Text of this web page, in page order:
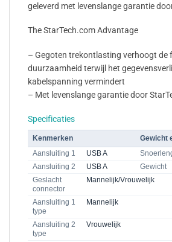
geleverd met levenslange garantie
The StarTech.com Advantage
– Gegoten trekontlasting verhoogt de
duurzaamheid terwijl het
kabelspanning vermindert
– Met levenslange garantie door
Specificaties
Kenmerken
Gewicht
Aansluiting 1
USB A
Aansluiting 2
USB A Gewicht
Geslacht
connector
Mannelijk/Vrouwelijk
Aansluiting 1
type
Mannelijk
Aansluiting 2
type
Vrouwelijk